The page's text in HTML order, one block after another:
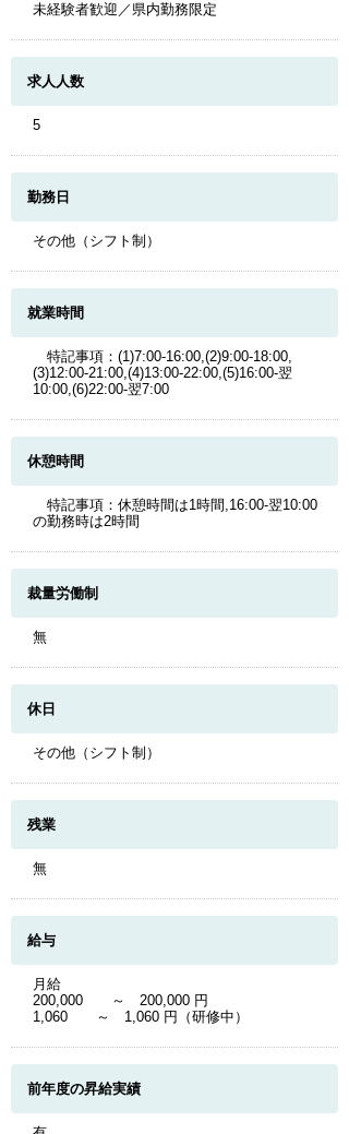
未経験者歓迎／県内勤務限定
求人人数
5
勤務日
その他（シフト制）
就業時間
特記事項：(1)7:00-16:00,(2)9:00-18:00,
(3)12:00-21:00,(4)13:00-22:00,(5)16:00-翌
10:00,(6)22:00-翌7:00
休憩時間
特記事項：休憩時間は1時間,16:00-翌10:00
の勤務時は2時間
裁量労働制
無
休日
その他（シフト制）
残業
無
給与
月給
200,000 ～ 200,000 円
1,060 ～ 1,060 円（研修中）
前年度の昇給実績